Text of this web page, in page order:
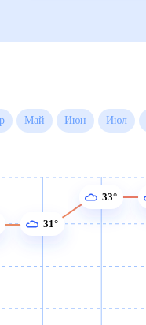
Апр Май Июн
31°
33°